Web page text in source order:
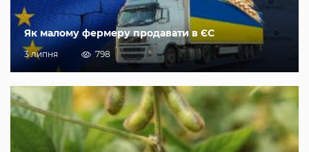
Як малому фермеру продавати в ЄС
3 липня 798